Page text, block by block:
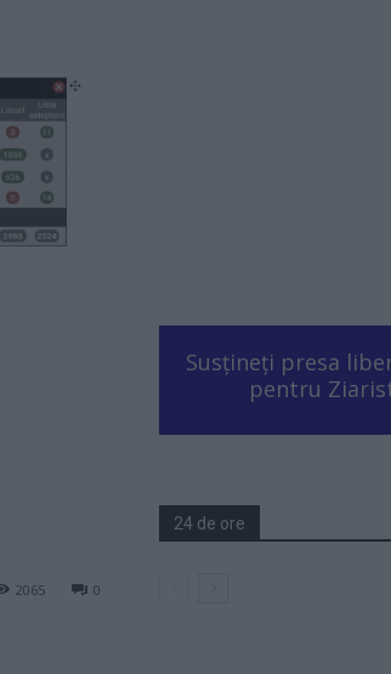
0
2065
Susțineți presa
pentru
24 de ore